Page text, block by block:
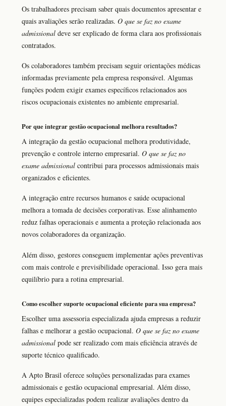
Os trabalhadores precisam saber quais documentos apresentar e
quais avaliações serão realizadas. O que se faz no exame
admissional deve ser explicado de forma clara aos profissionais
contratados.
Os colaboradores também precisam seguir orientações médicas
informadas previamente pela empresa responsável. Algumas
funções podem exigir exames específicos relacionados aos
riscos ocupacionais existentes no ambiente empresarial.
Por que integrar gestão ocupacional melhora resultados?
A integração da gestão ocupacional melhora produtividade,
prevenção e controle interno empresarial. O que se faz no
exame admissional contribui para processos admissionais mais
organizados e eficientes.
A integração entre recursos humanos e saúde ocupacional
melhora a tomada de decisões corporativas. Esse alinhamento
reduz falhas operacionais e aumenta a proteção relacionada aos
novos colaboradores da organização.
Além disso, gestores conseguem implementar ações preventivas
com mais controle e previsibilidade operacional. Isso gera mais
equilíbrio para a rotina empresarial.
Como escolher suporte ocupacional eficiente para sua empresa?
Escolher uma assessoria especializada ajuda empresas a reduzir
falhas e melhorar a gestão ocupacional. O que se faz no exame
admissional pode ser realizado com mais eficiência através de
suporte técnico qualificado.
A Apto Brasil oferece soluções personalizadas para exames
admissionais e gestão ocupacional empresarial. Além disso,
equipes especializadas podem realizar avaliações dentro da